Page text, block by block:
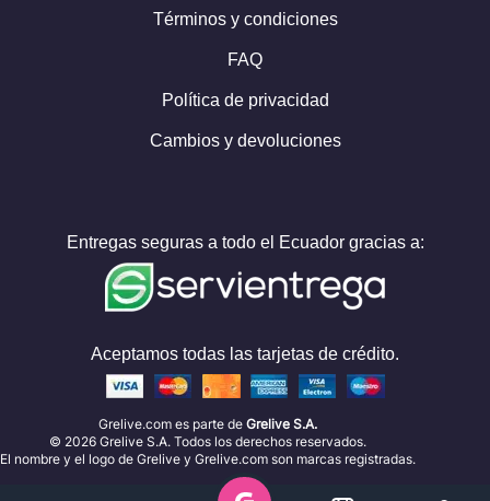
Términos y condiciones
FAQ
Política de privacidad
Cambios y devoluciones
Entregas seguras a todo el Ecuador gracias a:
Aceptamos todas las tarjetas de crédito.
Grelive.com es parte de Grelive S.A.
© 2026 Grelive S.A. Todos los derechos reservados.
El nombre y el logo de Grelive y Grelive.com son marcas registradas.